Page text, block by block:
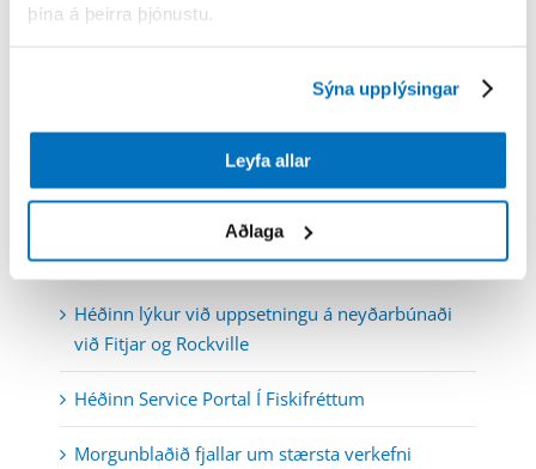
þína á þeirra þjónustu.
Sýna upplýsingar
Leyfa allar
Aðlaga
hedinn@hedinn.is
Mánudaga – fimmtudaga kl. 8-12 og kl. 13-16
Föstudaga kl. 8-12 og 13-14
FRÉTTIR
Héðinn lýkur við uppsetningu á neyðarbúnaði
við Fitjar og Rockville
Héðinn Service Portal Í Fiskifréttum
Morgunblaðið fjallar um stærsta verkefni